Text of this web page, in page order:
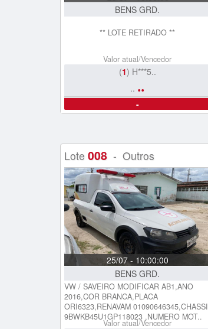
BENS GRD.
** LOTE RETIRADO **
Valor atual/Vencedor
(1) H***5..
.. ..
-
Lote 008 - Outros
25/07 - 10:00:00
BENS GRD.
VW / SAVEIRO MODIFICAR AB1,ANO
2016,COR BRANCA,PLACA
ORI6323,RENAVAM 01090646345,CHASSI
9BWKB45U1GP118023 ,NUMERO MOT..
Valor atual/Vencedor